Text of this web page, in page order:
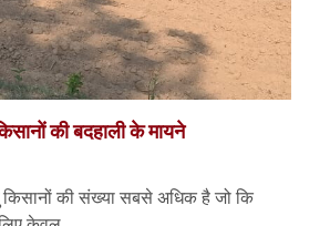
की बदहाली के मायने
की संख्या सबसे अधिक है जो कि